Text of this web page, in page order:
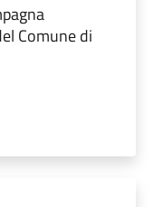
Comune di